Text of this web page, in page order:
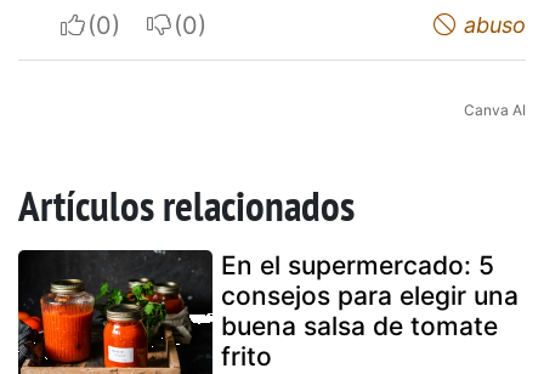
I apreciateI do not appreciate abuso
Canva AI
Artículos relacionados
En el supermercado: 5
consejos para elegir una
buena salsa de tomate
frito